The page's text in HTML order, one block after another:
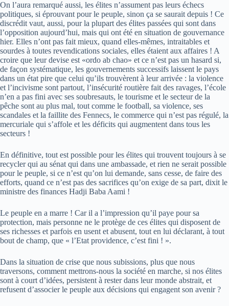
On l’aura remarqué aussi, les élites n’assument pas leurs échecs
politiques, si éprouvant pour le peuple, sinon ça se saurait depuis ! Ce
discrédit vaut, aussi, pour la plupart des élites passées qui sont dans
l’opposition aujourd’hui, mais qui ont été en situation de gouvernance
hier. Elles n’ont pas fait mieux, quand elles-mêmes, intraitables et
sourdes à toutes revendications sociales, elles étaient aux affaires ! A
croire que leur devise est «ordo ab chao» et ce n’est pas un hasard si,
de façon systématique, les gouvernements successifs laissent le pays
dans un état pire que celui qu’ils trouvèrent à leur arrivée : la violence
et l’incivisme sont partout, l’insécurité routière fait des ravages, l’école
n’en a pas fini avec ses soubresauts, le tourisme et le secteur de la
pêche sont au plus mal, tout comme le football, sa violence, ses
scandales et la faillite des Fennecs, le commerce qui n’est pas régulé, la
mercuriale qui s’affole et les déficits qui augmentent dans tous les
secteurs !
En définitive, tout est possible pour les élites qui trouvent toujours à se
recycler qui au sénat qui dans une ambassade, et rien ne serait possible
pour le peuple, si ce n’est qu’on lui demande, sans cesse, de faire des
efforts, quand ce n’est pas des sacrifices qu’on exige de sa part, dixit le
ministre des finances Hadji Baba Aami !
Le peuple en a marre ! Car il a l’impression qu’il paye pour sa
protection, mais personne ne le protège de ces élites qui disposent de
ses richesses et parfois en usent et abusent, tout en lui déclarant, à tout
bout de champ, que « l’Etat providence, c’est fini ! ».
Dans la situation de crise que nous subissions, plus que nous
traversons, comment mettrons-nous la société en marche, si nos élites
sont à court d’idées, persistent à rester dans leur monde abstrait, et
refusent d’associer le peuple aux décisions qui engagent son avenir ?